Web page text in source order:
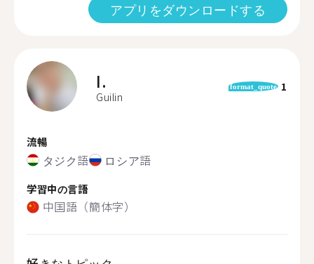
アプリをダウンロードする
I.
Guilin
format_quote 1
流暢
タジク語 ロシア語
学習中の言語
中国語（簡体字）